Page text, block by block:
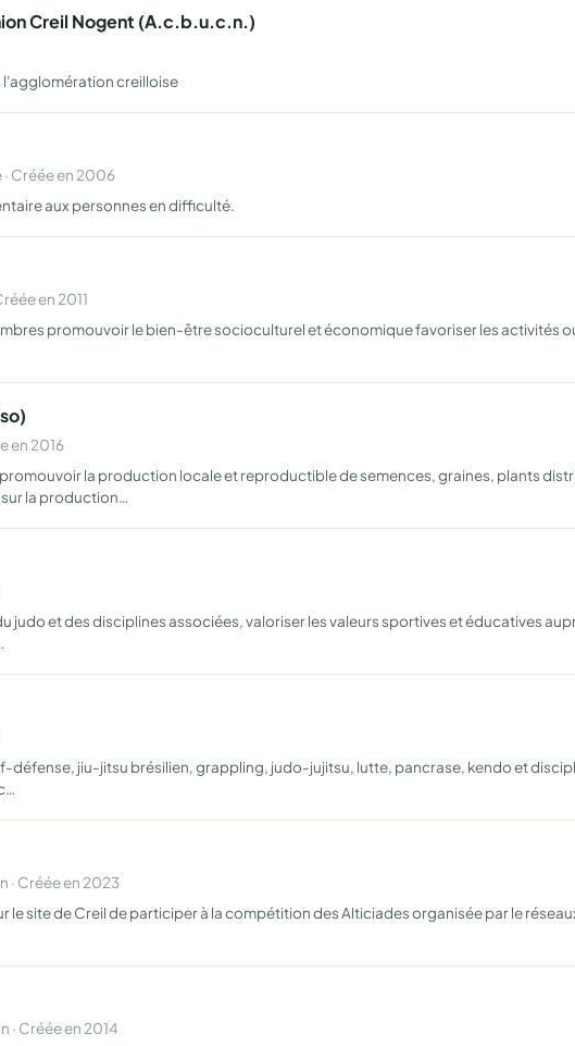
Creil Nogent (A.c.b.u.c.n.)
l'agglomération creilloise
Créée en 2006
aux personnes en difficulté.
en 2011
promouvoir le bien-être socioculturel et économique favoriser les activités
en 2016
la production locale et reproductible de semences, graines, plants
la production…
judo et des disciplines associées, valoriser les valeurs sportives et éducatives
défense, jiu-jitsu brésilien, grappling, judo-jujitsu, lutte, pancrase, kendo et
· Créée en 2023
le site de Creil de participer à la compétition des Alticiades organisée par le
Créée en 2014